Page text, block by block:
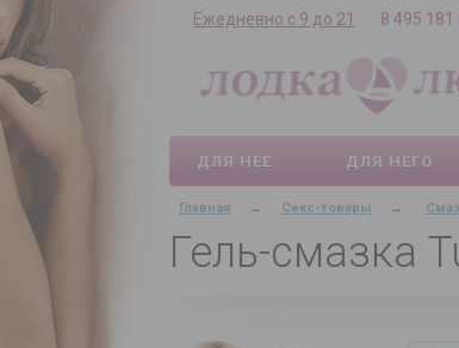
Ежедневно с 9 до 21 8 495
ДЛЯ НЕЁ ДЛЯ НЕГО
Главная → Секс-товары →
Гель-смазка